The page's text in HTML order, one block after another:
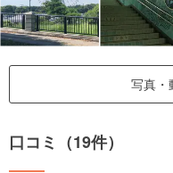
写真・
口コミ（19件）